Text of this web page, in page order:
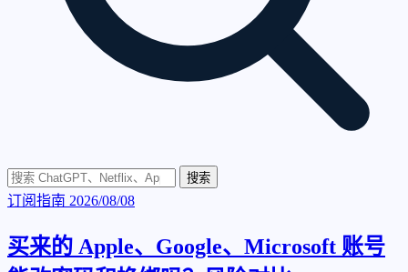
搜索
订阅指南 2026/08/08
买来的 Apple、Google、Microsoft 账号